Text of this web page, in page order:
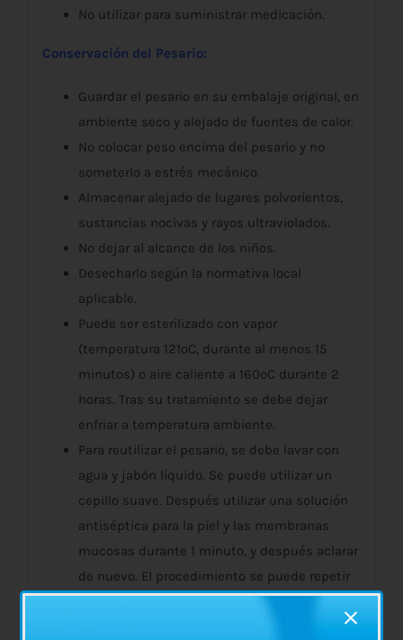
No utilizar para suministrar medicación.
Conservación del Pesario:
Guardar el pesario en su embalaje original, en
ambiente seco y alejado de fuentes de calor.
No colocar peso encima del pesario y no
someterlo a estrés mecánico.
Almacenar alejado de lugares polvorientos,
sustancias nocivas y rayos ultraviolados.
No dejar al alcance de los niños.
Desecharlo según la normativa local
aplicable.
Puede ser esterilizado con vapor
(temperatura 121ºC, durante al menos 15
minutos) o aire caliente a 160ºC durante 2
horas. Tras su tratamiento se debe dejar
enfriar a temperatura ambiente.
Para reutilizar el pesario, se debe lavar con
agua y jabón líquido. Se puede utilizar un
cepillo suave. Después utilizar una solución
antiséptica para la piel y las membranas
mucosas durante 1 minuto, y después aclarar
de nuevo. El procedimiento se puede repetir
varias veces.